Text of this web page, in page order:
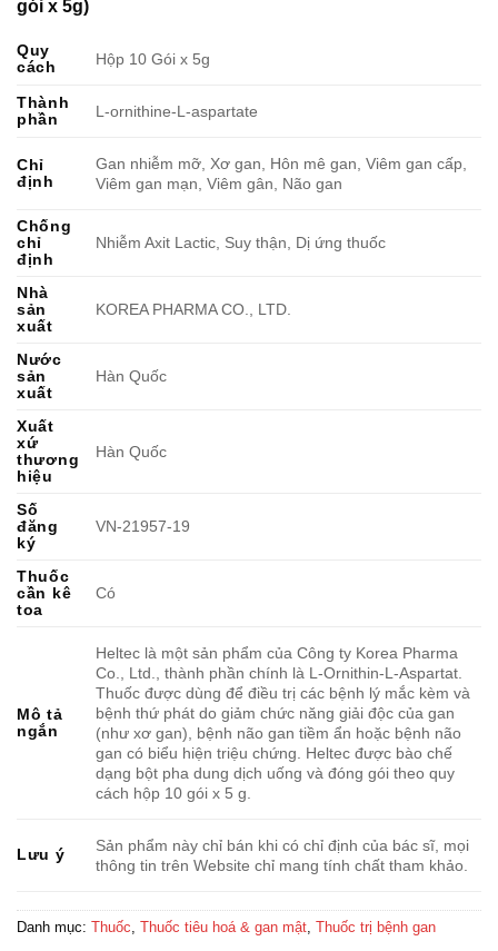
gói x 5g)
Quy
cách
Hộp 10 Gói x 5g
Thành
phần
L-ornithine-L-aspartate
Chỉ
định
Gan nhiễm mỡ, Xơ gan, Hôn mê gan, Viêm gan cấp,
Viêm gan mạn, Viêm gân, Não gan
Chống
chỉ
định
Nhiễm Axit Lactic, Suy thận, Dị ứng thuốc
Nhà
sản
xuất
KOREA PHARMA CO., LTD.
Nước
sản
xuất
Hàn Quốc
Xuất
xứ
thương
hiệu
Hàn Quốc
Số
đăng
ký
VN-21957-19
Thuốc
cần kê
toa
Có
Mô tả
ngắn
Heltec là một sản phẩm của Công ty Korea Pharma
Co., Ltd., thành phần chính là L-Ornithin-L-Aspartat.
Thuốc được dùng để điều trị các bệnh lý mắc kèm và
bệnh thứ phát do giảm chức năng giải độc của gan
(như xơ gan), bệnh não gan tiềm ẩn hoặc bệnh não
gan có biểu hiện triệu chứng. Heltec được bào chế
dạng bột pha dung dịch uống và đóng gói theo quy
cách hộp 10 gói x 5 g.
Lưu ý
Sản phẩm này chỉ bán khi có chỉ định của bác sĩ, mọi
thông tin trên Website chỉ mang tính chất tham khảo.
Danh mục: Thuốc Thuốc tiêu hoá & gan mật Thuốc trị bệnh gan